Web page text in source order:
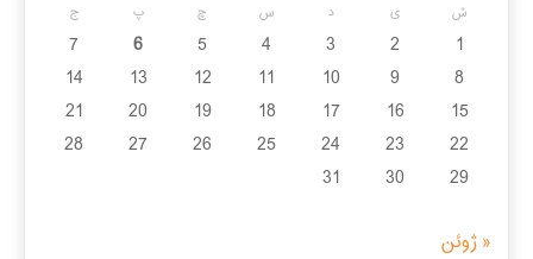
ش ی د س چ پ ج
1
2
3
4
5
6
7
8
9
10
11
12
13
14
15
16
17
18
19
20
21
22
23
24
25
26
27
28
29
30
31
« ژوئن